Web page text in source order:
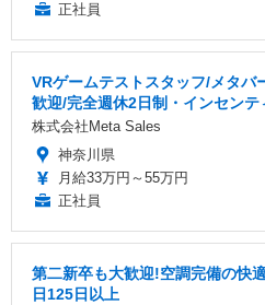
正社員
VRゲームテストスタッフ/メタバ
歓迎/完全週休2日制・インセンテ
株式会社Meta Sales
神奈川県
月給33万円～55万円
正社員
第二新卒も大歓迎!空調完備の快
日125日以上